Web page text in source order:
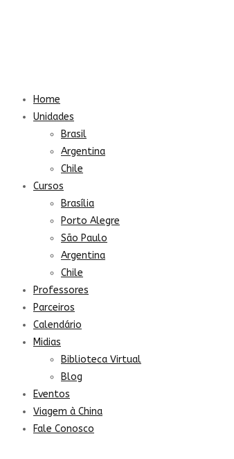
Home
Unidades
Brasil
Argentina
Chile
Cursos
Brasília
Porto Alegre
São Paulo
Argentina
Chile
Professores
Parceiros
Calendário
Midias
Biblioteca Virtual
Blog
Eventos
Viagem à China
Fale Conosco